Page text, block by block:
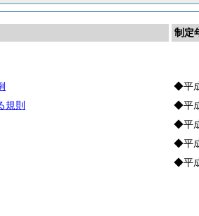
制定
◆平
規則
◆平
◆平
◆平
◆平